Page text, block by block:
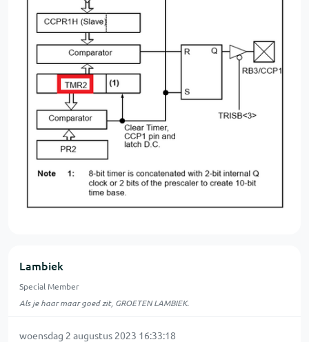
Lambiek
Special Member
Als je haar maar goed zit, GROETEN LAMBIEK.
woensdag 2 augustus 2023 16:33:18